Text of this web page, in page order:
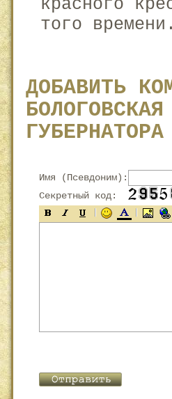
красного
того времени.
ДОБАВИТЬ
Имя (Псевдоним):
Секретный код: